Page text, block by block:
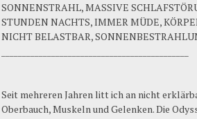
SONNENSTRAHL, MASSIVE
STUNDEN NACHTS, IMMER MÜDE,
NICHT BELASTBAR,
Seit mehreren Jahren litt ich an nicht
Oberbauch, Muskeln und Gelenken. Die